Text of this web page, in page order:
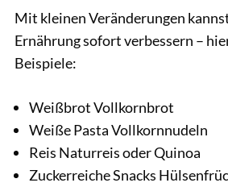
Mit kleinen Veränderungen
Ernährung sofort verbessern –
Beispiele:
Weißbrot Vollkornbrot
Weiße Pasta Vollkornnudeln
Reis Naturreis oder Quinoa
Zuckerreiche Snacks